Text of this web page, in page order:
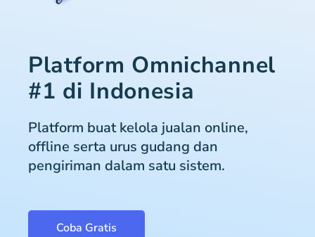
Platform Omnichannel
#1 di Indonesia
Platform buat kelola jualan online,
offline serta urus gudang dan
pengiriman dalam satu sistem.
Coba Gratis